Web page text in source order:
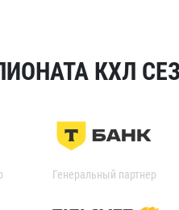
КХЛ
Генеральный партнер